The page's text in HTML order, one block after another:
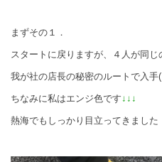
まずその１．
スタートに戻りますが、４人が同
我が社の店長の秘密のルートで入手(
ちなみに私はエンジ色です↓↓↓
熱海でもしっかり目立ってきました